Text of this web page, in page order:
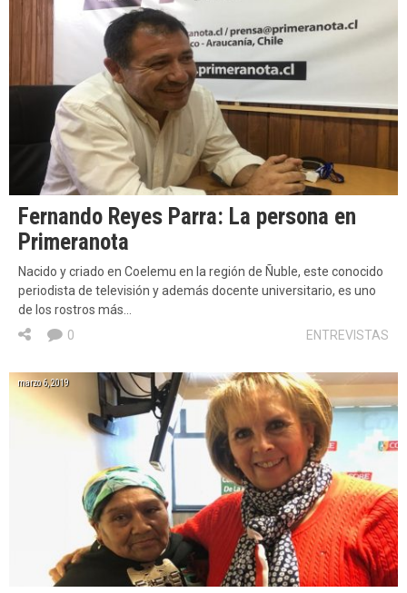
Fernando Reyes Parra: La persona en
Primeranota
Nacido y criado en Coelemu en la región de Ñuble, este conocido
periodista de televisión y además docente universitario, es uno
de los rostros más…
ENTREVISTAS
0
marzo 6, 2019